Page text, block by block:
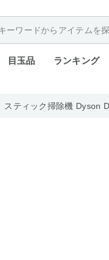
目玉品 ランキング
スティック掃除機 Dyson